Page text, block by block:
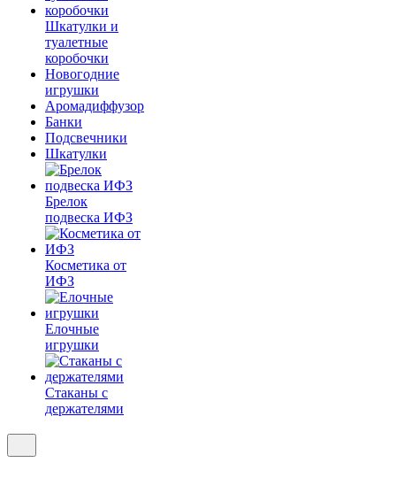
Шкатулки и
туалетные
коробочки
Новогодние
игрушки
Аромадиффузор
Банки
Подсвечники
Шкатулки
Брелок
подвеска ИФЗ
Косметика от
ИФЗ
Елочные
игрушки
Стаканы с
держателями